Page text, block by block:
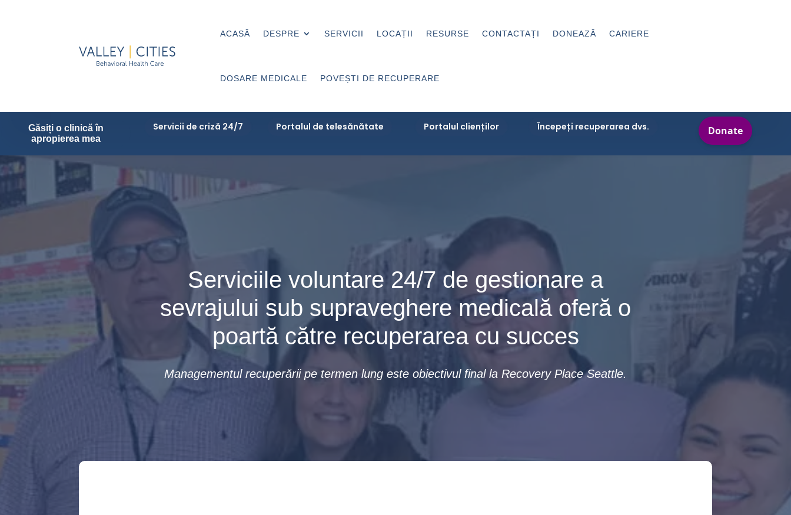
ACASĂ DESPRE SERVICII LOCAȚII RESURSE CONTACTAȚI DONEAZĂ CARIERE
DOSARE MEDICALE POVEȘTI DE RECUPERARE
Găsiți o clinică în
apropierea mea
Servicii de criză 24/7 Portalul de telesănătate Portalul clienților Începeți recuperarea dvs.
Serviciile voluntare 24/7 de gestionare a
sevrajului sub supraveghere medicală oferă o
poartă către recuperarea cu succes
Managementul recuperării pe termen lung este obiectivul final la Recovery Place Seattle.